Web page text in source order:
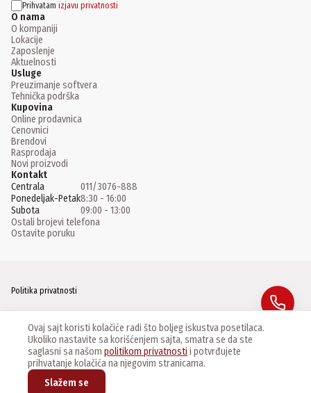
Prihvatam izjavu privatnosti
O nama
O kompaniji
Lokacije
Zaposlenje
Aktuelnosti
Usluge
Preuzimanje softvera
Tehnička podrška
Kupovina
Online prodavnica
Cenovnici
Brendovi
Rasprodaja
Novi proizvodi
Kontakt
Centrala
011/3076-888
Ponedeljak-Petak8:30 - 16:00
Subota
09:00 - 13:00
Ostali brojevi telefona
Ostavite poruku
Politika privatnosti
Instagram
Linkedin
Ovaj sajt koristi kolačiće radi što boljeg iskustva posetilaca.
Ukoliko nastavite sa korišćenjem sajta, smatra se da ste
saglasni sa našom politikom privatnosti i potvrđujete
prihvatanje kolačića na njegovim stranicama.
Slažem se